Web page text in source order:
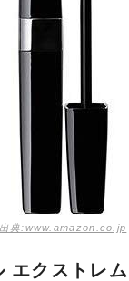
出典:www.amazon.co.jp
エクストレム